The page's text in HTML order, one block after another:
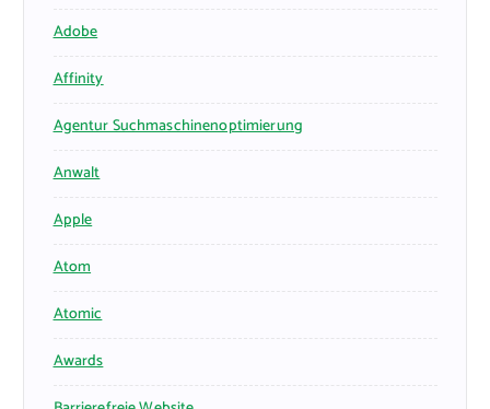
Adobe
Affinity
Agentur Suchmaschinenoptimierung
Anwalt
Apple
Atom
Atomic
Awards